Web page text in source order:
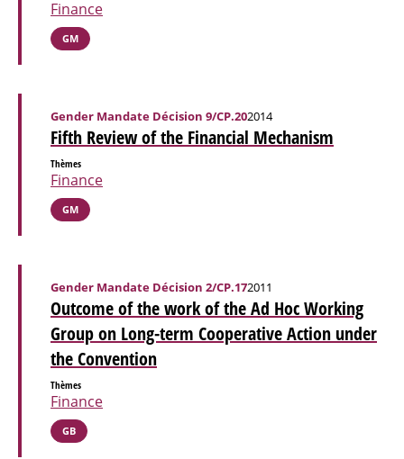
Finance
GM
Fifth Review of the Financial Mechanism
Gender Mandate Décision 9/CP.202014
Thèmes
Finance
GM
Outcome of the work of the Ad Hoc Working
Group on Long-term Cooperative Action under
the Convention
Gender Mandate Décision 2/CP.172011
Thèmes
Finance
GB